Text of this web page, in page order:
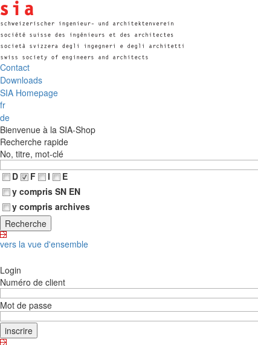
Contact
Downloads
SIA Homepage
fr
de
Bienvenue à la SIA-Shop
Recherche rapide
No, titre, mot-clé
D
F I
E
y compris SN EN
y compris archives
vers la vue d'ensemble
Login
Numéro de client
Mot de passe